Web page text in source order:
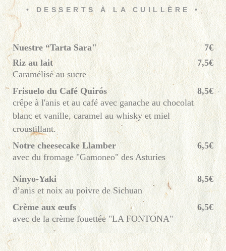
• DESSERTS À LA CUILLÈRE •
Nuestre “Tarta Sara"
7€
Riz au lait
7,5€
Caramélisé au sucre
Frisuelo du Café Quirós
8,5€
crêpe à l'anis et au café avec ganache au chocolat
blanc et vanille, caramel au whisky et miel
croustillant.
Notre cheesecake Llamber
6,5€
avec du fromage "Gamoneo" des Asturies
Ninyo-Yaki
8,5€
d’anis et noix au poivre de Sichuan
Crème aux œufs
6,5€
avec de la crème fouettée "LA FONTONA"